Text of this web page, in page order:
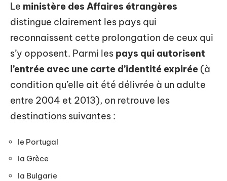
Le ministère des Affaires étrangères
distingue clairement les pays qui
reconnaissent cette prolongation de ceux qui
s’y opposent. Parmi les pays qui autorisent
l’entrée avec une carte d’identité expirée (à
condition qu’elle ait été délivrée à un adulte
entre 2004 et 2013), on retrouve les
destinations suivantes :
le Portugal
la Grèce
la Bulgarie